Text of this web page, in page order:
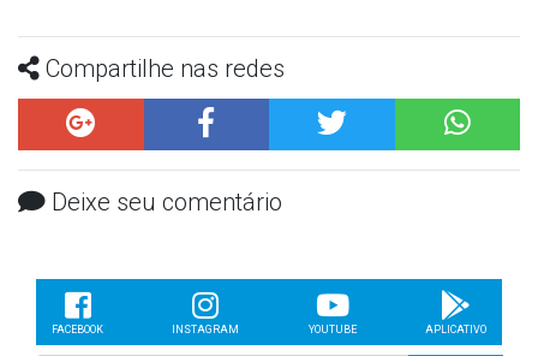
Compartilhe nas redes
Deixe seu comentário
FACEBOOK INSTAGRAM YOUTUBE APLICATIVO